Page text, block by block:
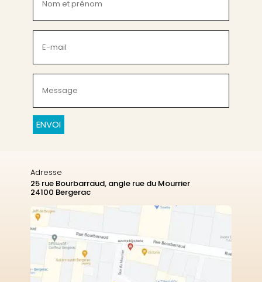
et
prénom
(Nécessaire)
mail
(Nécessaire)
(Nécessaire)
CAPTCHA
Adresse
25 rue Bourbarraud, angle rue du Mourrier
24100 Bergerac